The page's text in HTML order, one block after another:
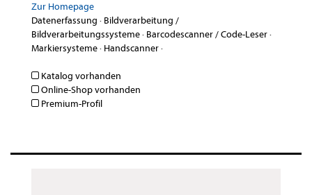
Zur Homepage
Datenerfassung · Bildverarbeitung /
Bildverarbeitungssysteme· Barcodescanner / Code-Leser·
Markiersysteme· Handscanner·
Katalog vorhanden
Online-Shop vorhanden
Premium-Profil